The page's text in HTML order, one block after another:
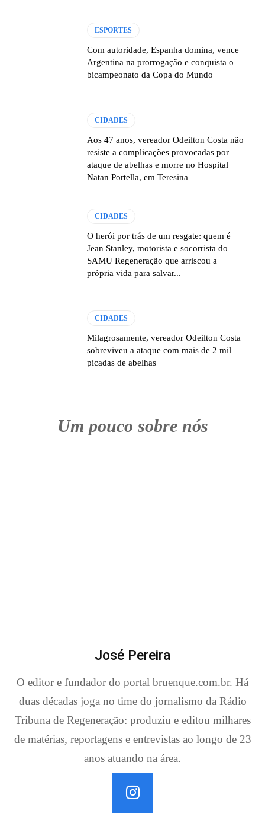
ESPORTES
Com autoridade, Espanha domina, vence
Argentina na prorrogação e conquista o
bicampeonato da Copa do Mundo
CIDADES
Aos 47 anos, vereador Odeilton Costa não
resiste a complicações provocadas por
ataque de abelhas e morre no Hospital
Natan Portella, em Teresina
CIDADES
O herói por trás de um resgate: quem é
Jean Stanley, motorista e socorrista do
SAMU Regeneração que arriscou a
própria vida para salvar...
CIDADES
Milagrosamente, vereador Odeilton Costa
sobreviveu a ataque com mais de 2 mil
picadas de abelhas
Um pouco sobre nós
José Pereira
O editor e fundador do portal bruenque.com.br. Há
duas décadas joga no time do jornalismo da Rádio
Tribuna de Regeneração: produziu e editou milhares
de matérias, reportagens e entrevistas ao longo de 23
anos atuando na área.